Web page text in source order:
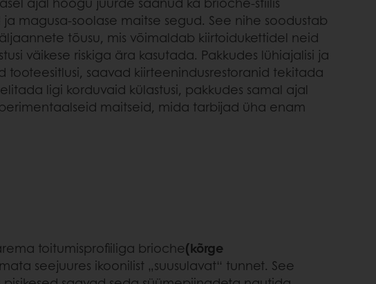
magusa-soolase maitse segud. See nihe soodustab
tõusu, mis võimaldab kiirtoidukettidel neid
väikese riskiga ära kasutada. Pakkudes lühiajalisi ja
tooteesitlusi, saavad kiirteenindusrestoranid tekitada
ligi korduvaid külastusi, pakkudes samal ajal
maitseid, mida tarbijad üha enam
toitumisprofiiliga brioche(kõrge
seejuures ikoonilist „suusulavat“ tunnet. See